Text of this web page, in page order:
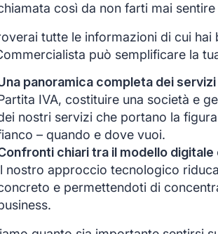
così da non farti mai
tutte le informazioni di cui
può semplificare la
panoramica completa dei
IVA, costituire una società e
nostri servizi che portano la
– quando e dove vuoi.
chiari tra il modello digitale
nostro approccio tecnologico
e permettendoti di